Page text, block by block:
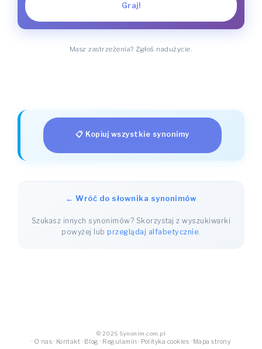
Graj!
Masz zastrzeżenia? Zgłoś nadużycie.
📋 Kopiuj wszystkie synonimy
← Wróć do słownika synonimów
Szukasz innych synonimów? Skorzystaj z wyszukiwarki
powyżej lubprzeglądaj alfabetycznie
© 2026 Synonim.com.pl
· O nas · Kontakt · Blog · Regulamin · Polityka cookies · Mapa strony